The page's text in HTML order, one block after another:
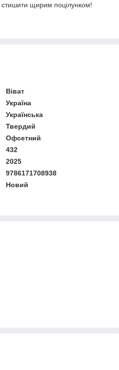
щирим поцілунком!
Віват
Україна
Українська
Твердий
Офсетний
432
2025
9786171708938
Новий